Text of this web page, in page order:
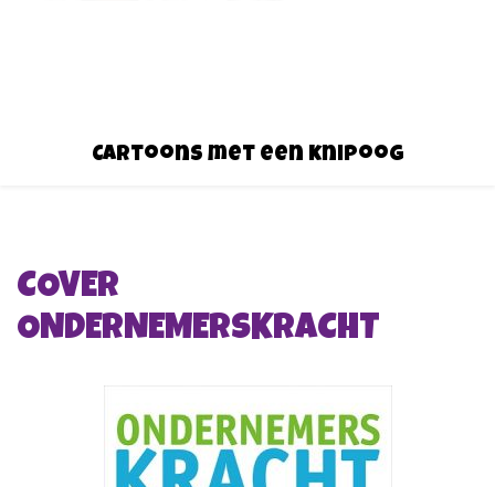
Cartoons met een knipoog
COVER
ONDERNEMERSKRACHT